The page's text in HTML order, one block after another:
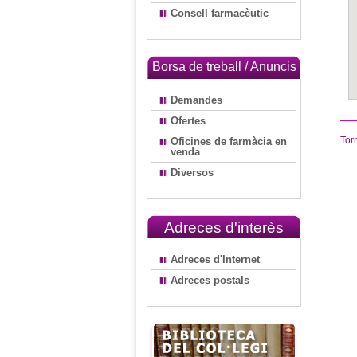
Consell farmacèutic
Borsa de treball / Anuncis
Demandes
Ofertes
Oficines de farmàcia en
venda
Diversos
Adreces d'interès
Adreces d'Internet
Adreces postals